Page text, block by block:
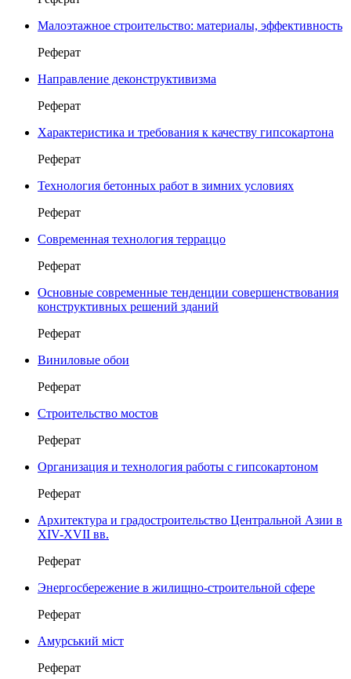
Малоэтажное строительство: материалы, эффективность
Реферат
Направление деконструктивизма
Реферат
Характеристика и требования к качеству гипсокартона
Реферат
Технология бетонных работ в зимних условиях
Реферат
Современная технология терраццо
Реферат
Основные современные тенденции совершенствования
конструктивных решений зданий
Реферат
Виниловые обои
Реферат
Строительство мостов
Реферат
Организация и технология работы с гипсокартоном
Реферат
Архитектура и градостроительство Центральной Азии в
XIV-XVII вв.
Реферат
Энергосбережение в жилищно-строительной сфере
Реферат
Амурський міст
Реферат